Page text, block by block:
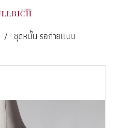
ชุดหมั้น รอถ่ายแบบ